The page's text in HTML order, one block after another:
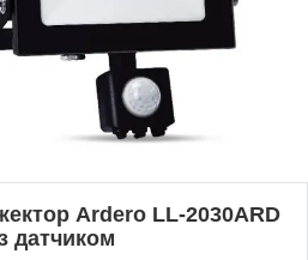
Ardero LL-2030ARD
датчиком